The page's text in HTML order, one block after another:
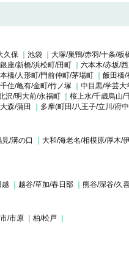
久保 池袋 大塚/巣鴨/赤羽/十条/板
銀座/新橋/浜松町/田町 六本木/赤坂/
橋/人形町/門前仲町/茅場町
飯田橋/
住/亀有/金町/竹ノ塚
中目黒/学芸大
沢/明大前/永福町 桜上水/千歳烏山/
森/蒲田 多摩(町田/八王子/立川/府
見/溝の口 大和/海老名/相模原/厚木/
越 越谷/草加/春日部 熊谷/深谷/久
/市原 柏/松戸